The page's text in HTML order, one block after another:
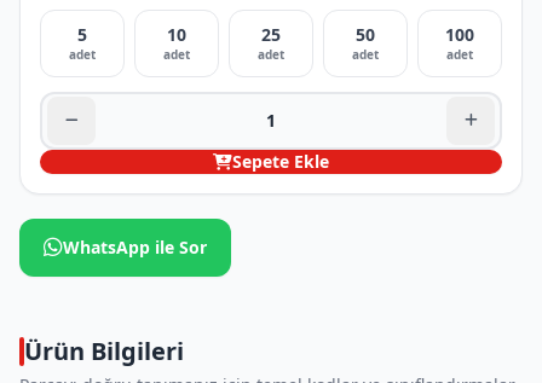
5
adet
10
adet
25
adet
50
adet
100
adet
Sepete Ekle
WhatsApp ile Sor
Ürün Bilgileri